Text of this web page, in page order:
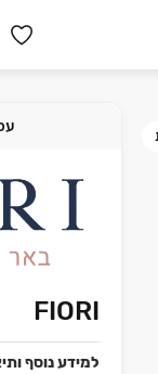
FIORI
למידע נוסף